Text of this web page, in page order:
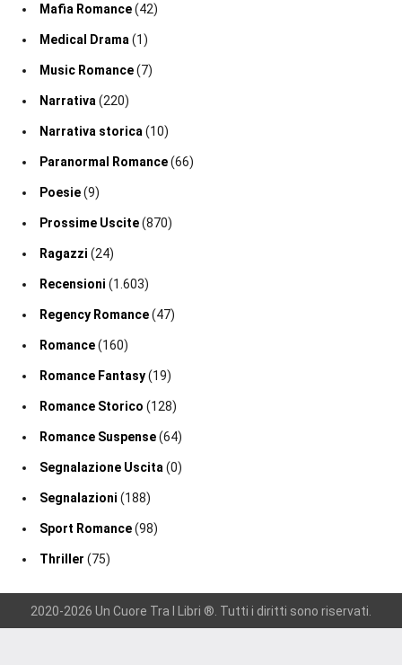
Mafia Romance(42)
Medical Drama (1)
Music Romance(7)
Narrativa (220)
Narrativa storica (10)
Paranormal Romance(66)
Poesie(9)
Prossime Uscite(870)
Ragazzi (24)
Recensioni (1.603)
Regency Romance(47)
Romance(160)
Romance Fantasy(19)
Romance Storico (128)
Romance Suspense(64)
Segnalazione Uscita (0)
Segnalazioni (188)
Sport Romance(98)
Thriller (75)
2020-2026 Un Cuore Tra I Libri ®. Tutti i diritti sono riservati.